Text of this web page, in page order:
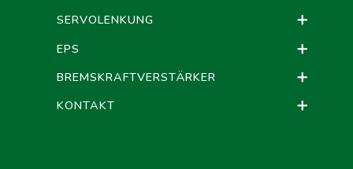
SERVOLENKUNG
EPS
BREMSKRAFTVERSTÄRKER
KONTAKT